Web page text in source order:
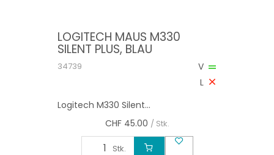
LOGITECH MAUS M330
SILENT PLUS, BLAU
V
L
34739
Logitech M330 Silent...
CHF 45.00 / Stk.
Stk.